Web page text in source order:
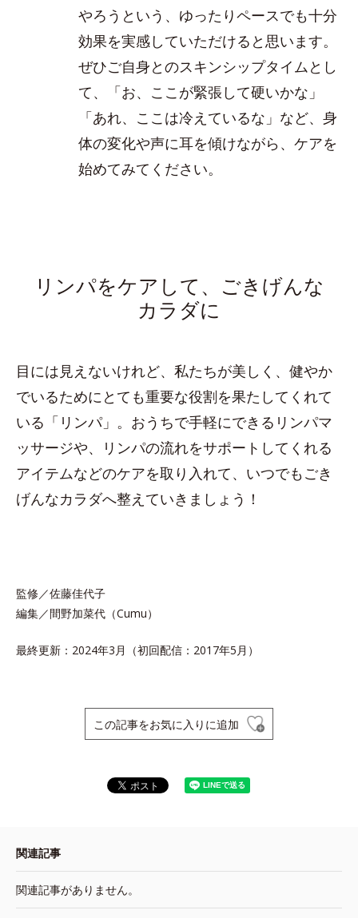
やろうという、ゆったりペースでも十分
効果を実感していただけると思います。
ぜひご自身とのスキンシップタイムとし
て、「お、ここが緊張して硬いかな」
「あれ、ここは冷えているな」など、身
体の変化や声に耳を傾けながら、ケアを
始めてみてください。
リンパをケアして、ごきげんな
カラダに
目には見えないけれど、私たちが美しく、健やか
でいるためにとても重要な役割を果たしてくれて
いる「リンパ」。おうちで手軽にできるリンパマ
ッサージや、リンパの流れをサポートしてくれる
アイテムなどのケアを取り入れて、いつでもごき
げんなカラダへ整えていきましょう！
監修／佐藤佳代子
編集／間野加菜代（Cumu）
最終更新：2024年3月（初回配信：2017年5月）
この記事をお気に入りに追加
関連記事
関連記事がありません。